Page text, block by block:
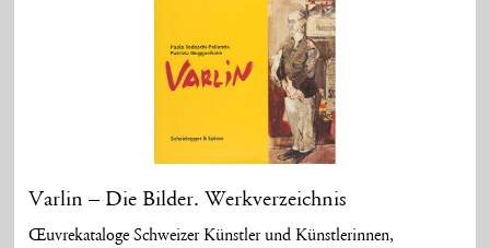
Varlin – Die Bilder. Werkverzeichnis
Œuvrekataloge Schweizer Künstler und Künstlerinnen,